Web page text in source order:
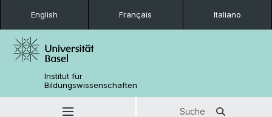
English Français Italiano
Institut für
Bildungswissenschaften
Suche